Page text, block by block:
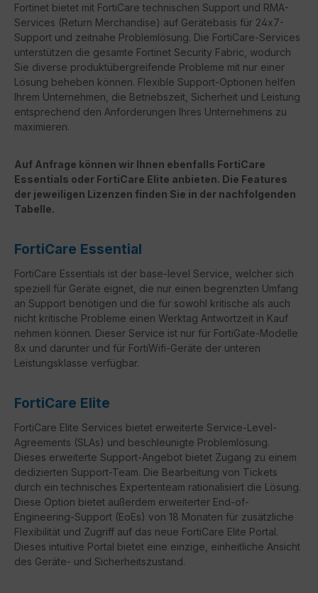
Fortinet bietet mit FortiCare technischen Support und RMA-
Services (Return Merchandise) auf Gerätebasis für 24x7-
Support und zeitnahe Problemlösung. Die FortiCare-Services
unterstützen die gesamte Fortinet Security Fabric, wodurch
Sie diverse produktübergreifende Probleme mit nur einer
Lösung beheben können. Flexible Support-Optionen helfen
Ihrem Unternehmen, die Betriebszeit, Sicherheit und Leistung
entsprechend den Anforderungen Ihres Unternehmens zu
maximieren.
Auf Anfrage können wir Ihnen ebenfalls FortiCare
Essentials oder FortiCare Elite anbieten. Die Features
der jeweiligen Lizenzen finden Sie in der nachfolgenden
Tabelle.
FortiCare Essential
FortiCare Essentials ist der base-level Service, welcher sich
speziell für Geräte eignet, die nur einen begrenzten Umfang
an Support benötigen und die für sowohl kritische als auch
nicht kritische Probleme einen Werktag Antwortzeit in Kauf
nehmen können. Dieser Service ist nur für FortiGate-Modelle
8x und darunter und für FortiWifi-Geräte der unteren
Leistungsklasse verfügbar.
FortiCare Elite
FortiCare Elite Services bietet erweiterte Service-Level-
Agreements (SLAs) und beschleunigte Problemlösung.
Dieses erweiterte Support-Angebot bietet Zugang zu einem
dedizierten Support-Team. Die Bearbeitung von Tickets
durch ein technisches Expertenteam rationalisiert die Lösung.
Diese Option bietet außerdem erweiterter End-of-
Engineering-Support (EoEs) von 18 Monaten für zusätzliche
Flexibilität und Zugriff auf das neue FortiCare Elite Portal.
Dieses intuitive Portal bietet eine einzige, einheitliche Ansicht
des Geräte- und Sicherheitszustand.